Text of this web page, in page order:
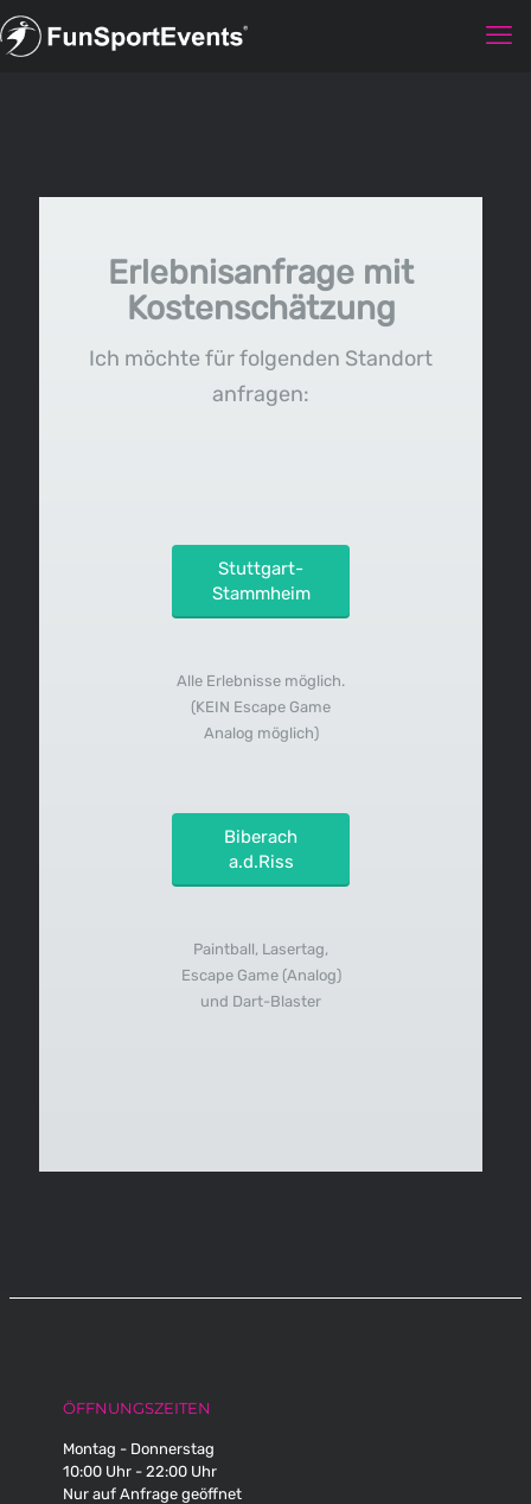
Erlebnisanfrage mit
Kostenschätzung
Ich möchte für folgenden Standort
anfragen:
Stuttgart-
Stammheim
Alle Erlebnisse möglich.
(KEIN Escape Game
Analog möglich)
Biberach
a.d.Riss
Paintball, Lasertag,
Escape Game (Analog)
und Dart-Blaster
ÖFFNUNGSZEITEN
Montag - Donnerstag
10:00 Uhr - 22:00 Uhr
Nur auf Anfrage geöffnet